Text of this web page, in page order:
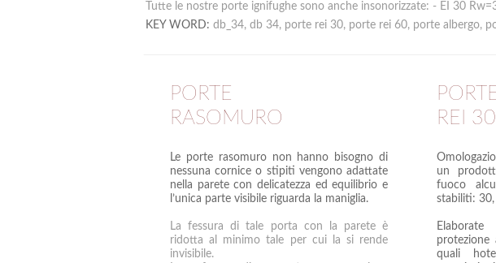
Tutte le nostre porte ignifughe sono anche insonorizzate: - EI 30
KEY WORD: db_34, db 34, porte rei 30, porte rei 60, porte albergo,
PORTE
RASOMURO
Le porte rasomuro non hanno bisogno di
nessuna cornice o stipiti vengono adattate
nella parete con delicatezza ed equilibrio e
l’unica parte visibile riguarda la maniglia.
La fessura di tale porta con la parete è
ridotta al minimo tale per cui la si rende
invisibile.
REI
un
fuoco
stabiliti:
protezione
quali